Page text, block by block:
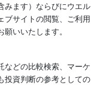
みます）ならびにウエル
ブサイトの閲覧、ご利用
いいたします。
などの比較検索、マーケ
投資判断の参考としての